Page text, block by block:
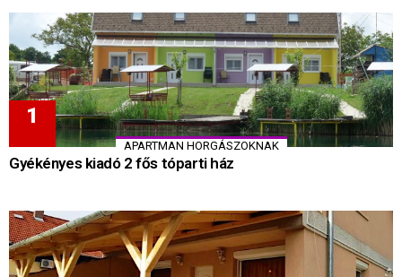
APARTMAN HORGÁSZOKNAK
Gyékényes kiadó 2 fős tóparti ház